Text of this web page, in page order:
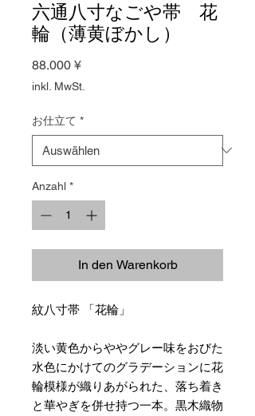
六通八寸なごや帯 花
輪（薄黄ぼかし）
88.000 ¥Preis
inkl. MwSt.
お仕立て *
Anzahl *
In den Warenkorb
紋八寸帯 「花輪」
淡い黄色からややグレー味をおびた
水色にかけてのグラデーションに花
輪模様が織りあがられた、落ち着き
と華やぎを併せ持つ一本。黒木織物